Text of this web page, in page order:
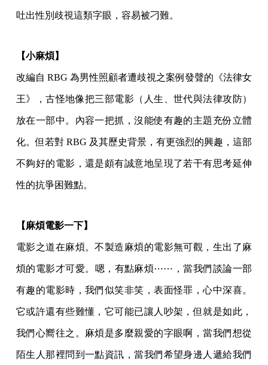
吐出性別歧視這類字眼，容易被刁難。
【小麻煩】
改編自 RBG 為男性照顧者遭歧視之案例發聲的《法律女
王》，古怪地像把三部電影（人生、世代與法律攻防）
放在一部中。內容一把抓，沒能使有趣的主題充份立體
化。但若對 RBG 及其歷史背景，有更強烈的興趣，這部
不夠好的電影，還是頗有誠意地呈現了若干有思考延伸
性的抗爭困難點。
【麻煩電影一下】
電影之道在麻煩。不製造麻煩的電影無可觀，生出了麻
煩的電影才可愛。嗯，有點麻煩⋯⋯，當我們談論一部
有趣的電影時，我們似笑非笑，表面怪罪，心中深喜。
它或許還有些難懂，它可能已讓人吵架，但就是如此，
我們心嚮往之。麻煩是多麼親愛的字眼啊，當我們想從
陌生人那裡問到一點資訊，當我們希望身邊人遞給我們